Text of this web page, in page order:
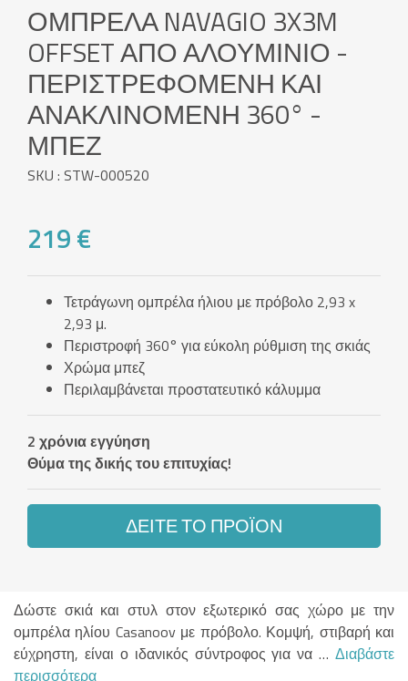
ΟΜΠΡΈΛΑ NAVAGIO 3X3M
OFFSET ΑΠΌ ΑΛΟΥΜΊΝΙΟ -
ΠΕΡΙΣΤΡΕΦΌΜΕΝΗ ΚΑΙ
ΑΝΑΚΛΙΝΌΜΕΝΗ 360° -
ΜΠΕΖ
SKU : STW-000520
219 €
Τετράγωνη ομπρέλα ήλιου με πρόβολο 2,93 x
2,93 μ.
Περιστροφή 360° για εύκολη ρύθμιση της σκιάς
Χρώμα μπεζ
Περιλαμβάνεται προστατευτικό κάλυμμα
2 χρόνια εγγύηση
Θύμα της δικής του επιτυχίας!
ΔΕΊΤΕ ΤΟ ΠΡΟΪΌΝ
Δώστε σκιά και στυλ στον εξωτερικό σας χώρο με την
ομπρέλα ηλίου Casanoov με πρόβολο. Κομψή, στιβαρή και
εύχρηστη, είναι ο ιδανικός σύντροφος για να … Διαβάστε
περισσότερα